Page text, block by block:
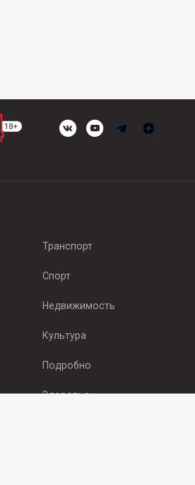
Транспорт
Спорт
Недвижимость
Культура
Подробно
Здоровье